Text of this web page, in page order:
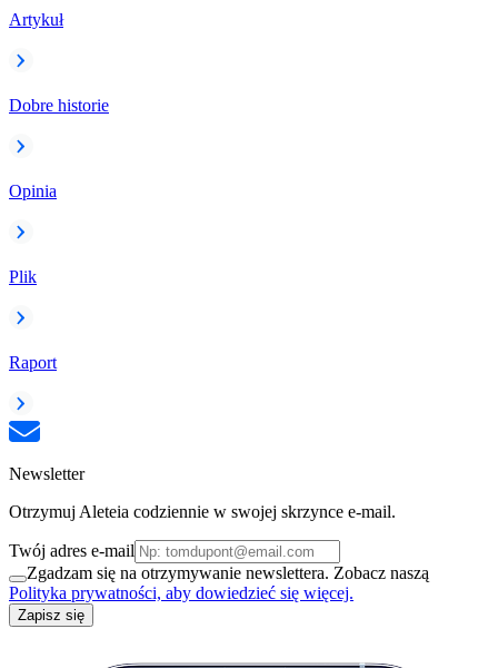
Artykuł
Dobre historie
Opinia
Plik
Raport
Newsletter
Otrzymuj Aleteia codziennie w swojej skrzynce e-mail.
Twój adres e-mail
Zgadzam się na otrzymywanie newslettera. Zobacz naszą
Polityka prywatności, aby dowiedzieć się więcej.
Zapisz się